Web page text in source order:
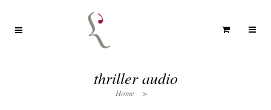
thriller audio
Home >